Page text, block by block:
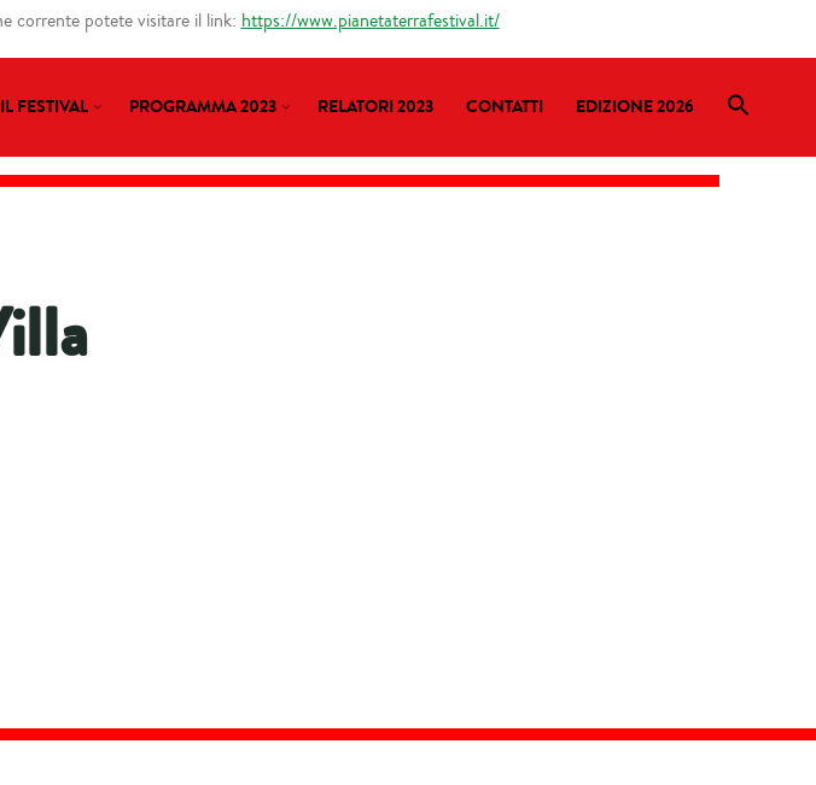
IL FESTIVAL PROGRAMMA 2023 RELATORI 2023 CONTATTI EDIZIONE 2026
corrente potete visitare il link: https://www.pianetaterrafestival.it/